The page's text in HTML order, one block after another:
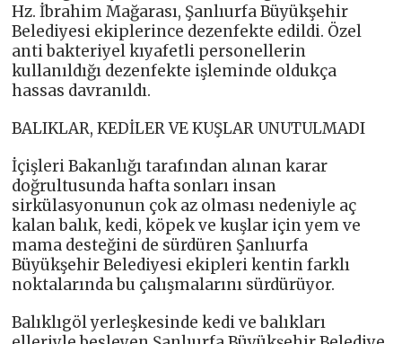
Hz. İbrahim Mağarası, Şanlıurfa Büyükşehir
Belediyesi ekiplerince dezenfekte edildi. Özel
anti bakteriyel kıyafetli personellerin
kullanıldığı dezenfekte işleminde oldukça
hassas davranıldı.
BALIKLAR, KEDİLER VE KUŞLAR UNUTULMADI
İçişleri Bakanlığı tarafından alınan karar
doğrultusunda hafta sonları insan
sirkülasyonunun çok az olması nedeniyle aç
kalan balık, kedi, köpek ve kuşlar için yem ve
mama desteğini de sürdüren Şanlıurfa
Büyükşehir Belediyesi ekipleri kentin farklı
noktalarında bu çalışmalarını sürdürüyor.
Balıklıgöl yerleşkesinde kedi ve balıkları